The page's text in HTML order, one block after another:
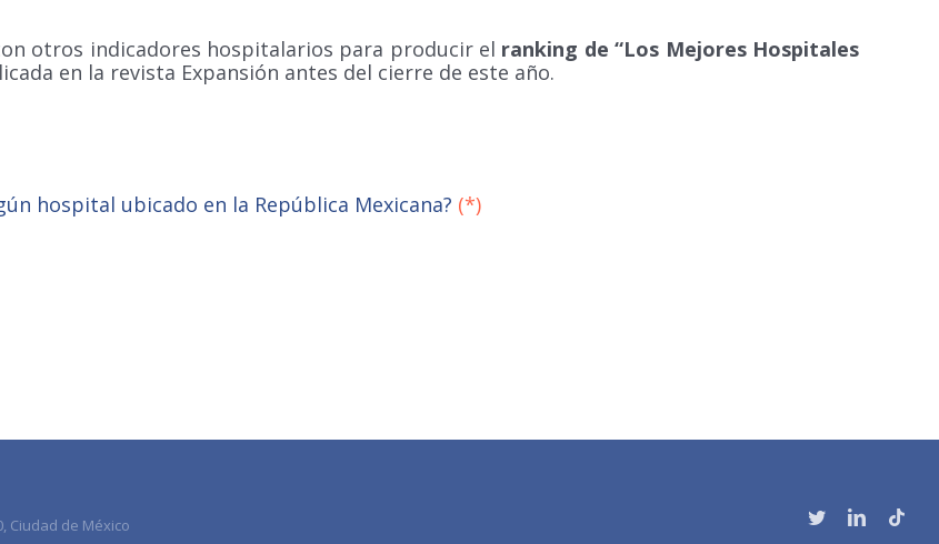
otros indicadores hospitalarios para producir el ranking de“Los Mejores Hospitales
en la revista Expansión antes del cierre de este año.
hospital ubicado en la República Mexicana? (*)
Ciudad de México
TwitterLinkedIn